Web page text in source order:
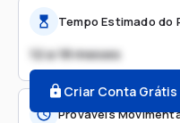
Tempo Estimado do
12 a 18 meses
Criar Conta Grátis
Prováveis